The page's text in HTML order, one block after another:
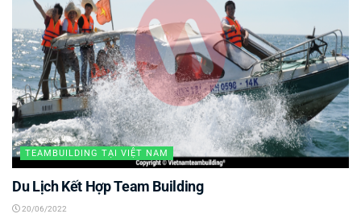
TEAMBUILDING TẠI VIỆT NAM
Du Lịch Kết Hợp Team Building
20/06/2022